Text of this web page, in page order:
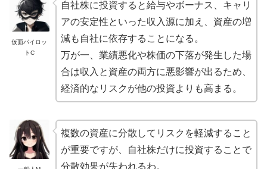
仮面パイロッ
トC
自社株に投資すると給与やボーナス、キャリ
アの安定性といった収入源に加え、資産の増
減も自社に依存することになる。
万が一、業績悪化や株価の下落が発生した場
合は収入と資産の両方に悪影響が出るため、
経済的なリスクが他の投資よりも高まる。
複数の資産に分散してリスクを軽減すること
が重要ですが、自社株だけに投資することで
分散効果が失われるわ。